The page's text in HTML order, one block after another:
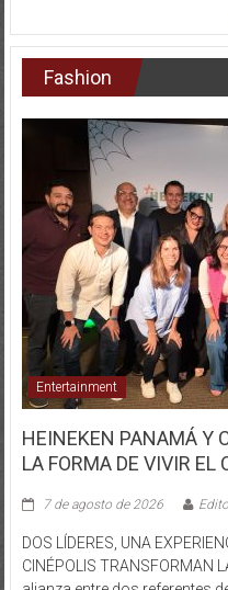
Fashion
Entertainment
HEINEKEN PANAMÁ Y
LA FORMA DE VIVIR EL
7 de agosto de 2026
DOS LÍDERES, UNA
CINÉPOLIS TRANSFORMAN